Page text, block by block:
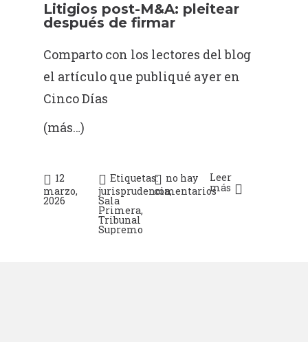
Litigios post-M&A: pleitear
después de firmar
Comparto con los lectores del blog
el artículo que publiqué ayer en
Cinco Días
(más…)
12
marzo,
2026
Etiquetas:
jurisprudencia,
Sala
Primera,
Tribunal
Supremo
no hay
comentarios
Leer
más